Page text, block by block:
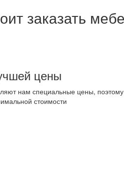
заказать
цены
нам специальные цены,
стоимости